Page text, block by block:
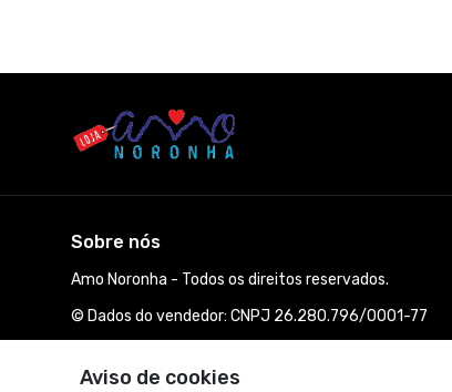
Aviso de cookies
Sobre nós
Amo Noronha - Todos os direitos reservados.
© Dados do vendedor: CNPJ 26.280.796/0001-77